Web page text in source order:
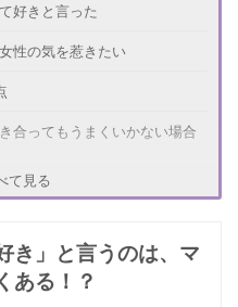
好きと言った
性の気を惹きたい
合ってもうまくいかない場合
に誘おうとする
性が好きかどうか
て見る
き」と言うのは、マ
ある！？